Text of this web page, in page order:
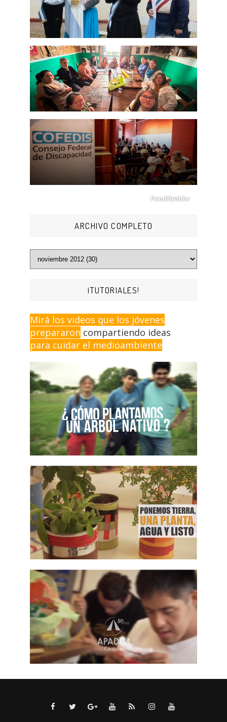
ARCHIVO COMPLETO
¡TUTORIALES!
Mirá los videos que los jóvenes
prepararon compartiendo ideas
para cuidar el medioambiente